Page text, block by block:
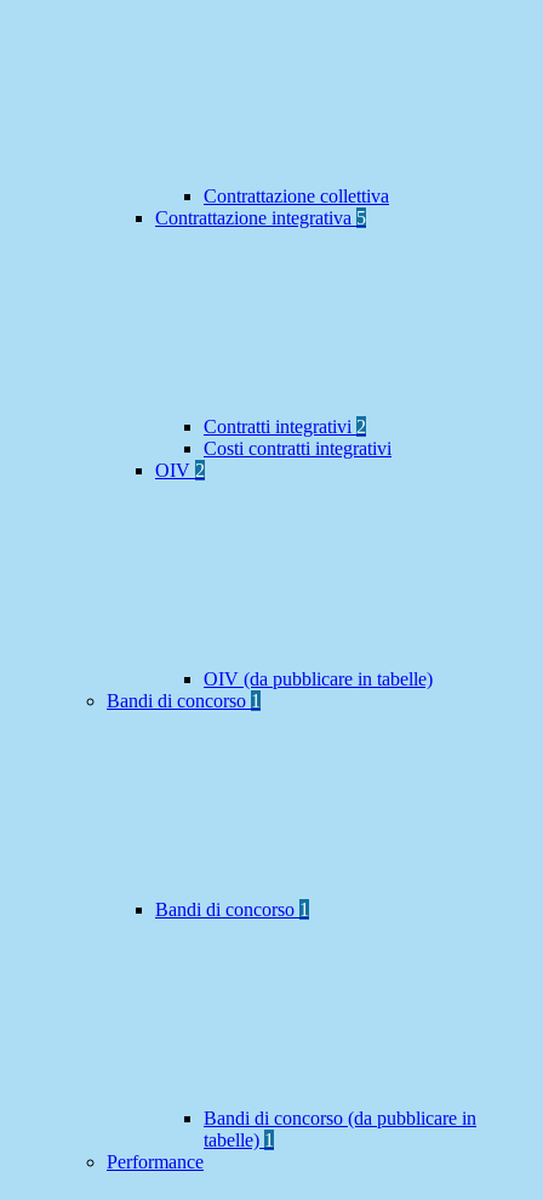
Contrattazione collettiva
Contrattazione integrativa 5
Contratti integrativi 2
Costi contratti integrativi
OIV 2
OIV (da pubblicare in tabelle)
Bandi di concorso 1
Bandi di concorso 1
Bandi di concorso (da pubblicare in
tabelle) 1
Performance